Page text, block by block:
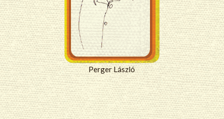
Perger László